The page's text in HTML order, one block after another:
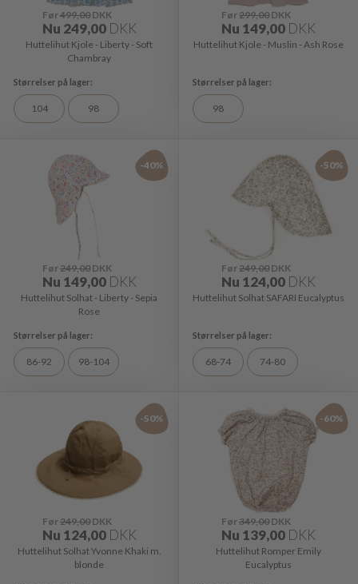
Før499,00DKK
Nu 249,00 DKK
Huttelihut Kjole - Liberty - Soft
Chambray
104 98
Før299,00 DKK
Nu 149,00 DKK
Huttelihut Kjole - Muslin - Ash Rose
98
-40%
Før249,00DKK
Nu 149,00 DKK
Huttelihut Solhat - Liberty - Sepia
Rose
86-92 98-104
-50%
Før249,00 DKK
Nu 124,00 DKK
Huttelihut Solhat SAFARI Eucalyptus
68-74 74-80
-50%
Før249,00DKK
Nu 124,00 DKK
Huttelihut Solhat Yvonne Khaki m.
blonde
-60%
Før349,00 DKK
Nu 139,00 DKK
Huttelihut Romper Emily
Eucalyptus